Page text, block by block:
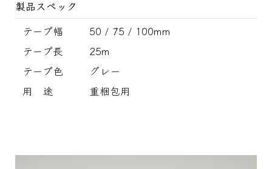
製品スペック
テープ幅
50 / 75 / 100mm
テープ長
25m
テープ色
グレー
用 途
重梱包用